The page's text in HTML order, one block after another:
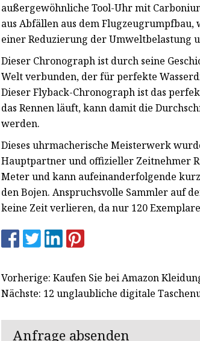
außergewöhnliche Tool-Uhr mit
aus Abfällen aus dem
einer Reduzierung der Umweltbelastung
Dieser Chronograph ist durch seine
Welt verbunden, der für perfekte
Dieser Flyback-Chronograph ist das
das Rennen läuft, kann damit die
werden.
Dieses uhrmacherische Meisterwerk
Hauptpartner und offizieller Zeitnehmer
Meter und kann aufeinanderfolgende
den Bojen. Anspruchsvolle Sammler auf
keine Zeit verlieren, da nur 120
Vorherige: Kaufen Sie bei Amazon
Nächste: 12 unglaubliche digitale
Anfrage absenden